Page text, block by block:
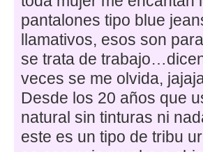
pantalones tipo blue
llamativos, esos son
se trata de
veces se me olvida,
Desde los 20 años que
natural sin tinturas ni
este es un tipo de tribu